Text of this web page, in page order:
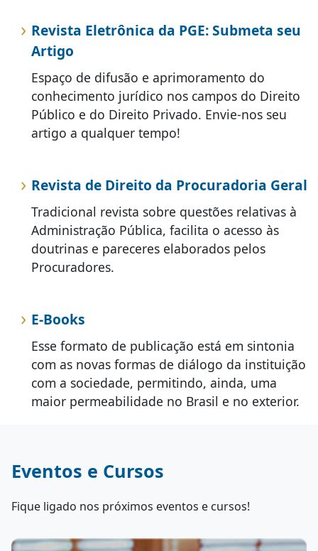
Revista Eletrônica da PGE: Submeta seu
Artigo
Espaço de difusão e aprimoramento do
conhecimento jurídico nos campos do Direito
Público e do Direito Privado. Envie-nos seu
artigo a qualquer tempo!
Revista de Direito da Procuradoria Geral
Tradicional revista sobre questões relativas à
Administração Pública, facilita o acesso às
doutrinas e pareceres elaborados pelos
Procuradores.
E-Books
Esse formato de publicação está em sintonia
com as novas formas de diálogo da instituição
com a sociedade, permitindo, ainda, uma
maior permeabilidade no Brasil e no exterior.
Eventos e Cursos
Fique ligado nos próximos eventos e cursos!